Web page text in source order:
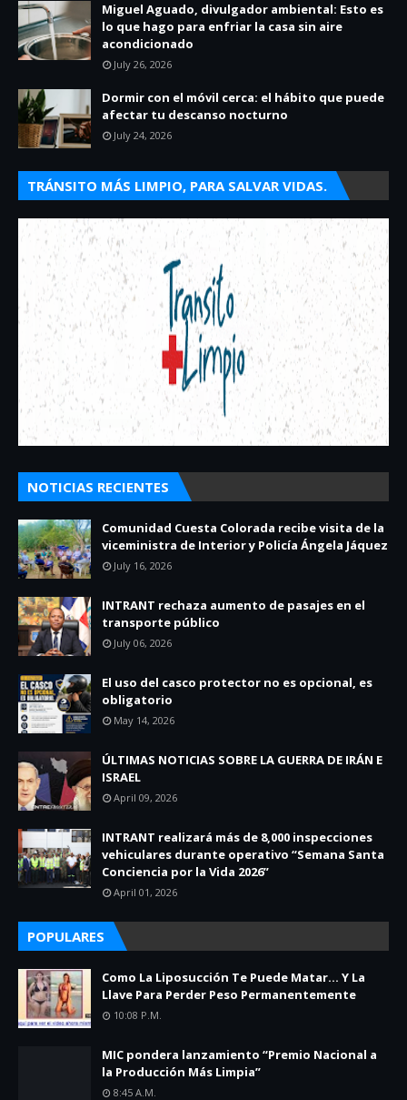
Miguel Aguado, divulgador ambiental: Esto es
lo que hago para enfriar la casa sin aire
acondicionado
July 26, 2026
Dormir con el móvil cerca: el hábito que puede
afectar tu descanso nocturno
July 24, 2026
TRÁNSITO MÁS LIMPIO, PARA SALVAR VIDAS.
NOTICIAS RECIENTES
Comunidad Cuesta Colorada recibe visita de la
viceministra de Interior y Policía Ángela Jáquez
July 16, 2026
INTRANT rechaza aumento de pasajes en el
transporte público
July 06, 2026
El uso del casco protector no es opcional, es
obligatorio
May 14, 2026
ÚLTIMAS NOTICIAS SOBRE LA GUERRA DE IRÁN E
ISRAEL
April 09, 2026
INTRANT realizará más de 8,000 inspecciones
vehiculares durante operativo “Semana Santa
Conciencia por la Vida 2026”
April 01, 2026
POPULARES
Como La Liposucción Te Puede Matar… Y La
Llave Para Perder Peso Permanentemente
10:08 P.m.
MIC pondera lanzamiento “Premio Nacional a
la Producción Más Limpia”
8:45 A.m.